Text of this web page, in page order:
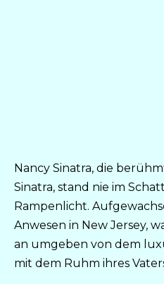
Nancy Sinatra, die
Sinatra, stand nie im
Rampenlicht.
Anwesen in New Jersey,
an umgeben von dem
mit dem Ruhm ihres